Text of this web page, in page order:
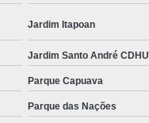
Jardim Itapoan
Jardim Santo André CDHU
Parque Capuava
Parque das Nações